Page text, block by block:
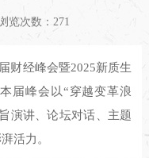
览次数：271
财经峰会暨2025新质生
届峰会以“穿越变革浪
演讲、论坛对话、主题
活力。